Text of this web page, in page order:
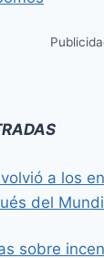
a los
del
sobre